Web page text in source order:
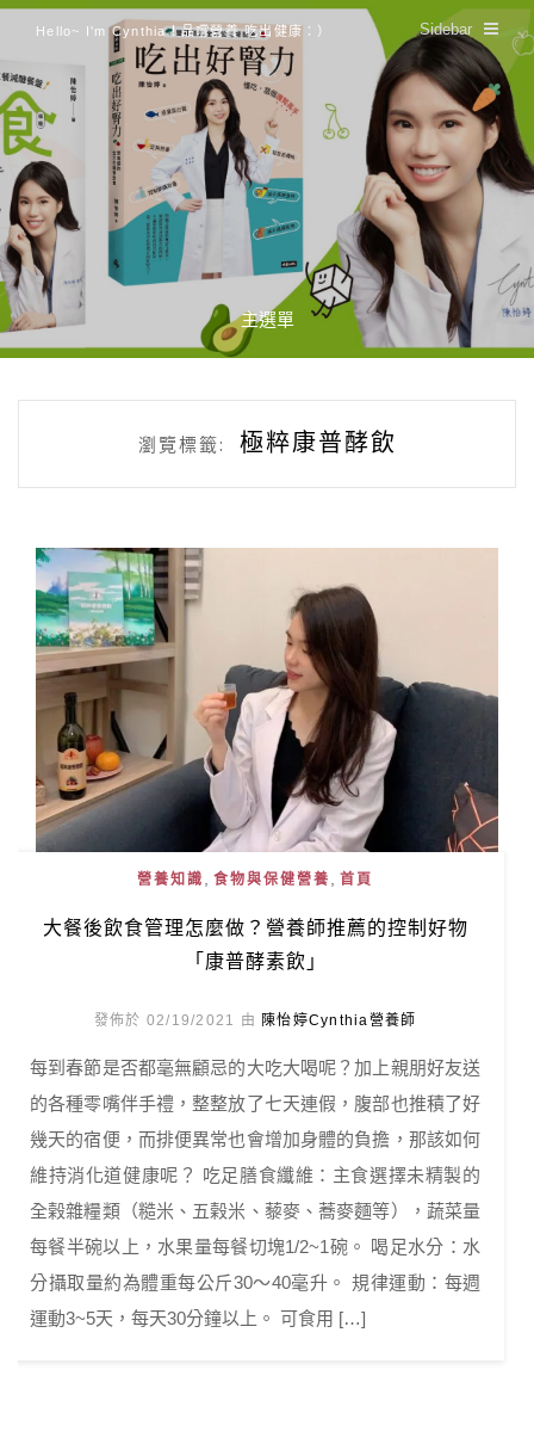
Hello~ I'm Cynthia！品嚐營養 吃出健康：） Sidebar
主選單
瀏覽標籤: 極粹康普酵飲
營養知識 食物與保健營養 首頁
大餐後飲食管理怎麼做？營養師推薦的控制好物
「康普酵素飲」
發佈於 02/19/2021 由 陳怡婷Cynthia營養師
每到春節是否都毫無顧忌的大吃大喝呢？加上親朋好友送
的各種零嘴伴手禮，整整放了七天連假，腹部也推積了好
幾天的宿便，而排便異常也會增加身體的負擔，那該如何
維持消化道健康呢？ 吃足膳食纖維：主食選擇未精製的
全榖雜糧類（糙米、五榖米、藜麥、蕎麥麵等），蔬菜量
每餐半碗以上，水果量每餐切塊1/2~1碗。 喝足水分：水
分攝取量約為體重每公斤30～40毫升。 規律運動：每週
運動3~5天，每天30分鐘以上。 可食用 […]